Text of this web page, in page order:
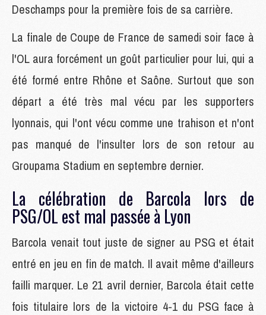
Deschamps pour la première fois de sa carrière.
La finale de Coupe de France de samedi soir face à
l'OL aura forcément un goût particulier pour lui, qui a
été formé entre Rhône et Saône. Surtout que son
départ a été très mal vécu par les supporters
lyonnais, qui l'ont vécu comme une trahison et n'ont
pas manqué de l'insulter lors de son retour au
Groupama Stadium en septembre dernier.
La célébration de Barcola lors de
PSG/OL est mal passée à Lyon
Barcola venait tout juste de signer au PSG et était
entré en jeu en fin de match. Il avait même d'ailleurs
failli marquer. Le 21 avril dernier, Barcola était cette
fois titulaire lors de la victoire 4-1 du PSG face à